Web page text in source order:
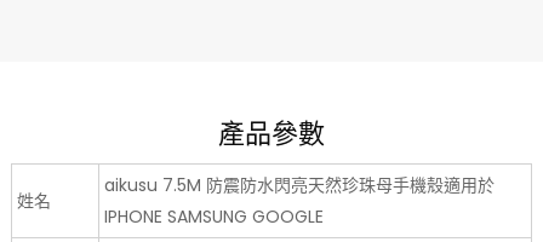
產品參數
姓名
aikusu 7.5M 防震防水閃亮天然珍珠母手機殼適用於
IPHONE SAMSUNG GOOGLE